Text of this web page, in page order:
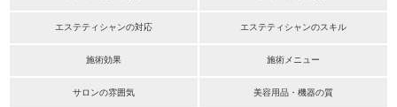
エステティシャンの対応 エステティシャンのスキル
施術効果 施術メニュー
サロンの雰囲気 美容用品・機器の質